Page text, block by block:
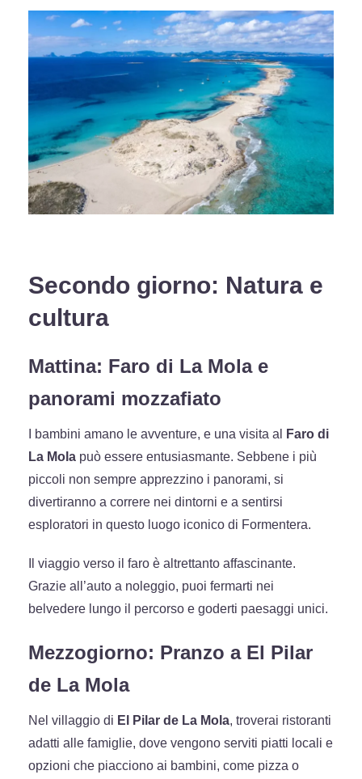
Secondo giorno: Natura e
cultura
Mattina: Faro di La Mola e
panorami mozzafiato
I bambini amano le avventure, e una visita al Faro di
La Mola può essere entusiasmante. Sebbene i più
piccoli non sempre apprezzino i panorami, si
divertiranno a correre nei dintorni e a sentirsi
esploratori in questo luogo iconico di Formentera.
Il viaggio verso il faro è altrettanto affascinante.
Grazie all’auto a noleggio, puoi fermarti nei
belvedere lungo il percorso e goderti paesaggi unici.
Mezzogiorno: Pranzo a El Pilar
de La Mola
Nel villaggio di El Pilar de La Mola, troverai ristoranti
adatti alle famiglie, dove vengono serviti piatti locali e
opzioni che piacciono ai bambini, come pizza o